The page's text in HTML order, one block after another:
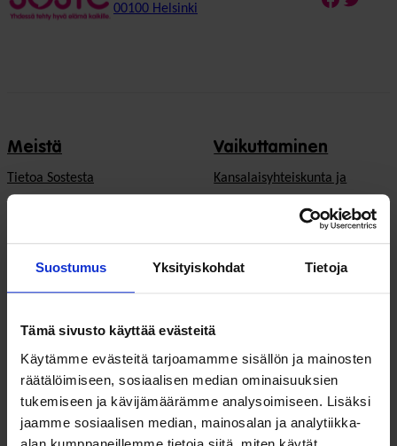
Suostumus Yksityiskohdat Tietoja
Tämä sivusto käyttää evästeitä
Käytämme evästeitä tarjoamamme sisällön ja mainosten
räätälöimiseen, sosiaalisen median ominaisuuksien
tukemiseen ja kävijämäärämme analysoimiseen. Lisäksi
jaamme sosiaalisen median, mainosalan ja analytiikka-
00100 Helsinki
Meistä
Tietoa Sostesta
Hae jäseneksi
Verkostot
Varaa kokoustila
Yhteistyökumppaniksi
Vaikuttaminen
Kansalaisyhteiskunta ja
Hyvinvointitalous
edistäminen
Sosiaali- ja terveyspalvelut
Toimeentulo